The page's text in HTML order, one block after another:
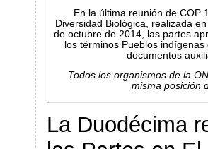
En la última reunión de COP
Diversidad Biológica, realizada
de octubre de 2014, las partes
los términos Pueblos
documentos
Todos los organismos de la
misma posición
La Duodécima